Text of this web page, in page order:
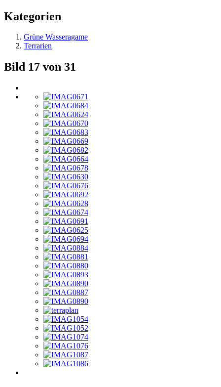
Kategorien
Grüne Wasseragame
Terrarien
Bild 17 von 31